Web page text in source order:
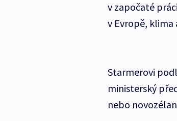
v započaté
v Evropě, klima
Starmerovi
ministerský
nebo